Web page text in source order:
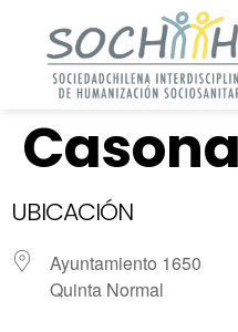
UBICACIÓN
Ayuntamiento 1650
Quinta Normal